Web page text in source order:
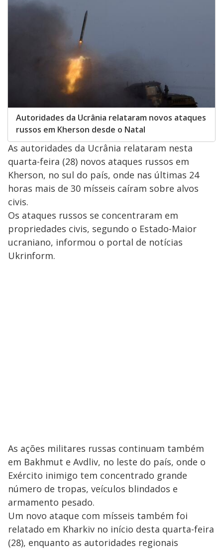
Autoridades da Ucrânia relataram novos ataques
russos em Kherson desde o Natal
As autoridades da Ucrânia relataram nesta
quarta-feira (28) novos ataques russos em
Kherson, no sul do país, onde nas últimas 24
horas mais de 30 mísseis caíram sobre alvos
civis.
Os ataques russos se concentraram em
propriedades civis, segundo o Estado-Maior
ucraniano, informou o portal de notícias
Ukrinform.
As ações militares russas continuam também
em Bakhmut e Avdliv, no leste do país, onde o
Exército inimigo tem concentrado grande
número de tropas, veículos blindados e
armamento pesado.
Um novo ataque com mísseis também foi
relatado em Kharkiv no início desta quarta-feira
(28), enquanto as autoridades regionais